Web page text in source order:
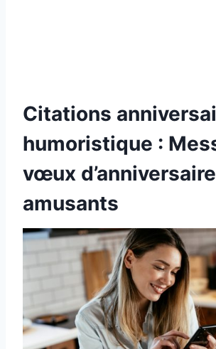
Citations
humoristique :
vœux d’anniversaire
amusants